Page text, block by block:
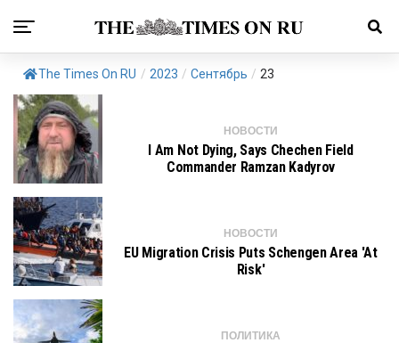
The Times On RU / 2023 / Сентябрь / 23
НОВОСТИ
I Am Not Dying, Says Chechen Field
Commander Ramzan Kadyrov
НОВОСТИ
EU Migration Crisis Puts Schengen Area 'at
Risk'
ПОЛИТИКА